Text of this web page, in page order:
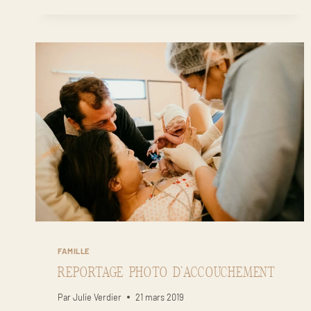
EXTÉRIEUR
MONTPELLIER
FAMILLE
REPORTAGE PHOTO D’ACCOUCHEMENT
ParJulie Verdier 21 mars 2019